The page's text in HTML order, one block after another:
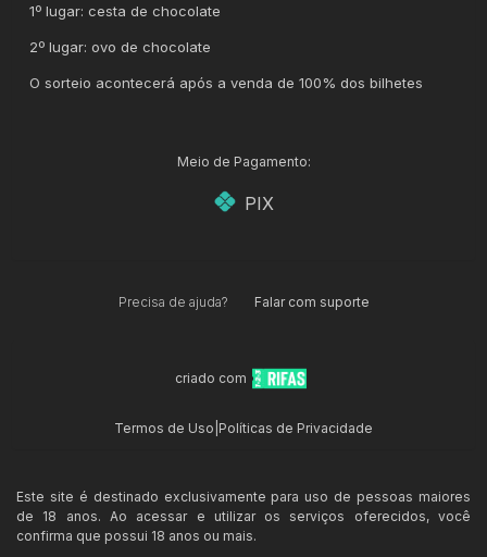
1º lugar: cesta de chocolate
2º lugar: ovo de chocolate
O sorteio acontecerá após a venda de 100% dos bilhetes
Meio de Pagamento:
PIX
Precisa de ajuda? Falar com suporte
criado com
Termos de Uso Políticas de Privacidade
Este site é destinado exclusivamente para uso de pessoas maiores
de 18 anos. Ao acessar e utilizar os serviços oferecidos, você
confirma que possui 18 anos ou mais.